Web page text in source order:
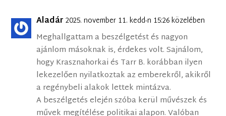
Aladár 2025. november 11. kedd-n 15:26 közelében
Meghallgattam a beszélgetést és nagyon
ajánlom másoknak is, érdekes volt. Sajnálom,
hogy Krasznahorkai és Tarr B. korábban ilyen
lekezelően nyilatkoztak az emberekről, akikről
a regénybeli alakok lettek mintázva.
A beszélgetés elején szóba kerül művészek és
művek megítélése politikai alapon. Valóban